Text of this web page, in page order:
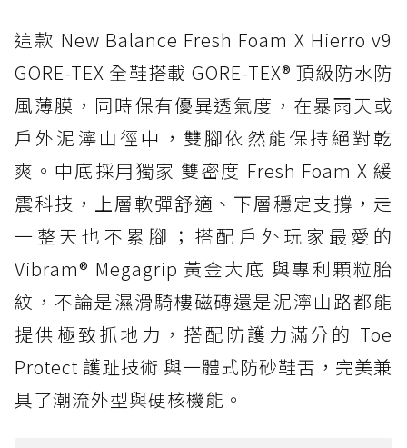
這款 New Balance Fresh Foam X Hierro v9
GORE-TEX 全鞋搭載 GORE-TEX® 頂級防水防
風薄膜，同時保有優異透氣度，在暴雨天或
戶外泥濘山徑中，雙腳依然能保持絕對乾
爽。中底採用獨家 雙密度 Fresh Foam X 緩
震科技，上層軟彈舒適、下層穩定支撐，走
一整天也不累腳；搭配戶外玩家最愛的
Vibram® Megagrip 黃金大底 與專利顆粒胎
紋，不論是濕滑騎樓磁磚還是泥濘山路都能
提供極致抓地力，搭配防護力滿分的 Toe
Protect 護趾技術 與一體式防砂鞋舌，完美兼
具了潮流外型與硬核機能。